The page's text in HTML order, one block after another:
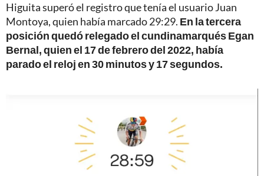
Higuita superó el registro que tenía el usuario Juan
Montoya, quien había marcado 29:29. En la tercera
posición quedó relegado el cundinamarqués Egan
Bernal, quien el 17 de febrero del 2022, había
parado el reloj en 30 minutos y 17 segundos.